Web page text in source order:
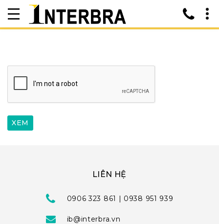
LIÊN HỆ
0906 323 861 | 0938 951 939
ib@interbra.vn